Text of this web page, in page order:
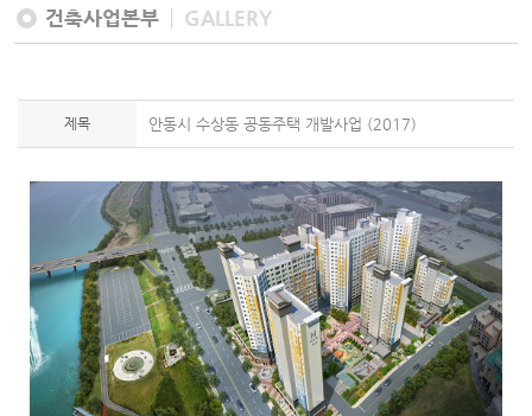
건축사업본부 GALLERY
제목 안동시 수상동 공동주택 개발사업 (2017)